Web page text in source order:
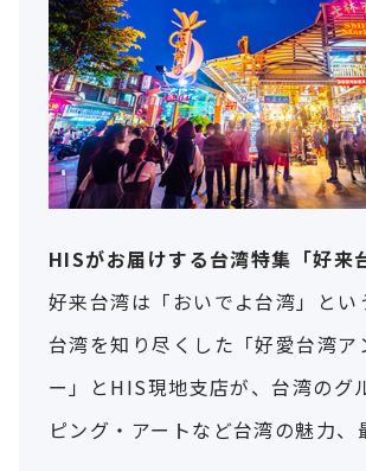
HISがお届けする台湾特集「好来
好来台湾は「おいでよ台湾」とい
台湾を知り尽くした「好愛台湾ア
ー」とHIS現地支店が、台湾のグ
ピング・アートなど台湾の魅力、